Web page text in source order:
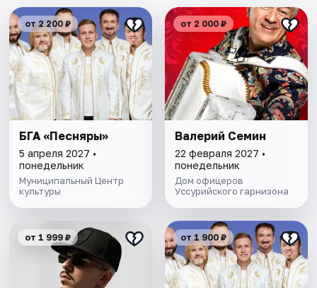
от 2 200 ₽
БГА «Песняры»
5 апреля 2027 •
понедельник
Муниципальный Центр
культуры
от 2 000 ₽
Валерий Семин
22 февраля 2027 •
понедельник
Дом офицеров
Уссурийского гарнизона
от 1 999 ₽ от 1 900 ₽